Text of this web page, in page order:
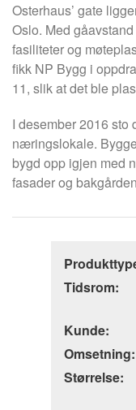
Osterhaus’ gate
Oslo. Med
fasiliteter og
fikk NP Bygg i
11, slik at det ble
I desember 2016 sto
næringslokale.
bygd opp igjen med
fasader og
Tidsrom:
Kunde:
Omsetning:
Størrelse: